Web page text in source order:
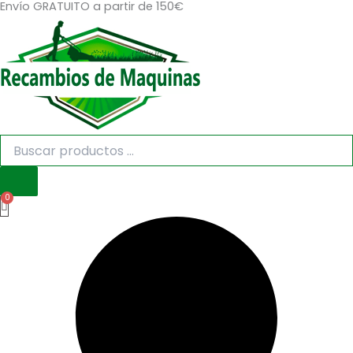
Ir
contenido
Envío GRATUITO a partir de 150€
Búsqueda
productos
Búsqueda
productos